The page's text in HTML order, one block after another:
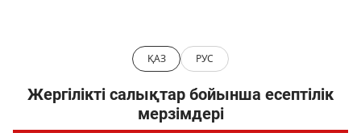
Жергілікті салықтар бойынша есептілік
мерзімдері
ҚАЗ РУС